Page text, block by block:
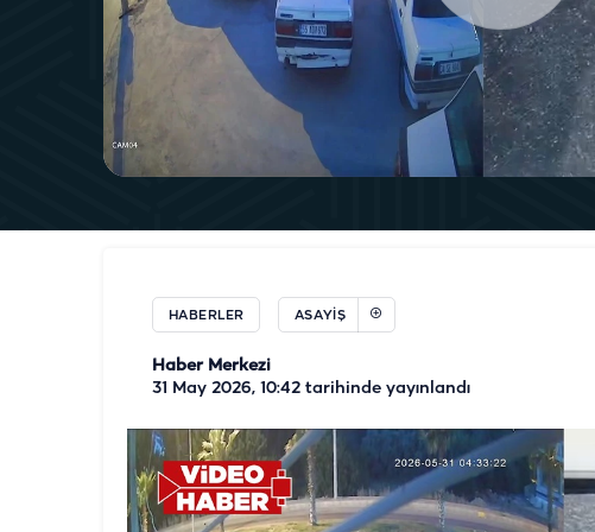
HABERLER ASAYIŞ
Haber Merkezi
31 May 2026, 10:42 tarihinde yayınlandı